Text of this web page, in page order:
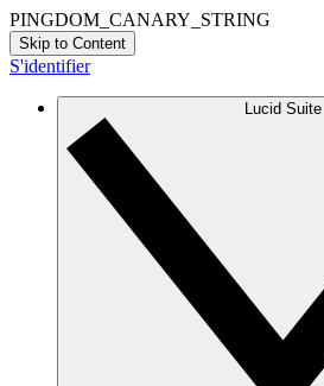
PINGDOM_CANARY_STRING
Skip to Content
S'identifier
Lucid Suite